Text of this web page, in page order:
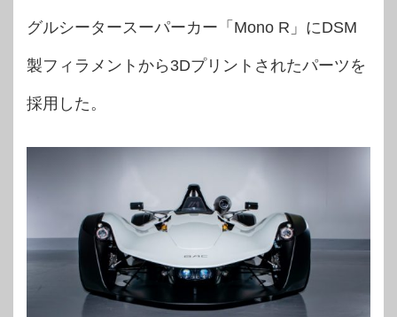
グルシータースーパーカー「Mono R」にDSM
製フィラメントから3Dプリントされたパーツを
採用した。